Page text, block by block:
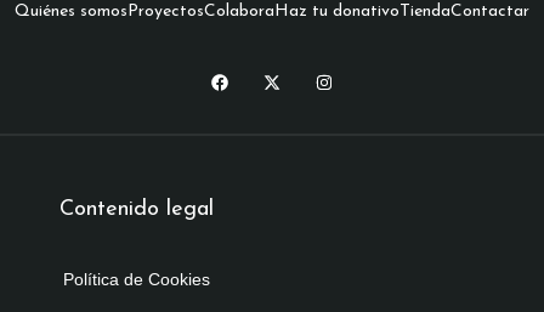
Quiénes somosProyectosColaboraHaz tu donativo TiendaContactar
Contenido legal
Política de Cookies